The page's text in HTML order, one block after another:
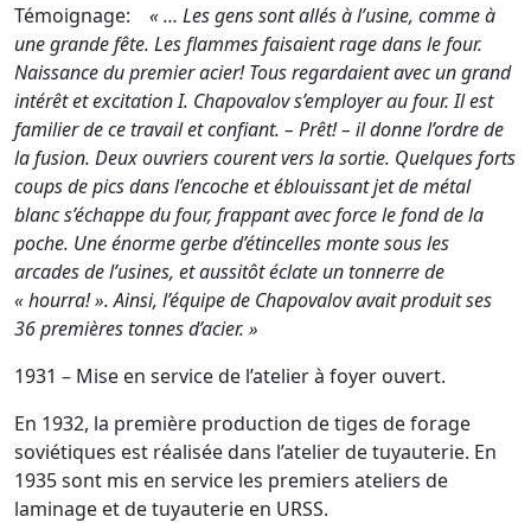
Témoignage: « … Les gens sont allés à l’usine, comme à
une grande fête. Les flammes faisaient rage dans le four.
Naissance du premier acier! Tous regardaient avec un grand
intérêt et excitation I. Chapovalov s’employer au four. Il est
familier de ce travail et confiant. – Prêt! – il donne l’ordre de
la fusion. Deux ouvriers courent vers la sortie. Quelques forts
coups de pics dans l’encoche et éblouissant jet de métal
blanc s’échappe du four, frappant avec force le fond de la
poche. Une énorme gerbe d’étincelles monte sous les
arcades de l’usines, et aussitôt éclate un tonnerre de
« hourra! ». Ainsi, l’équipe de Chapovalov avait produit ses
36 premières tonnes d’acier. »
1931 – Mise en service de l’atelier à foyer ouvert.
En 1932, la première production de tiges de forage
soviétiques est réalisée dans l’atelier de tuyauterie. En
1935 sont mis en service les premiers ateliers de
laminage et de tuyauterie en URSS.